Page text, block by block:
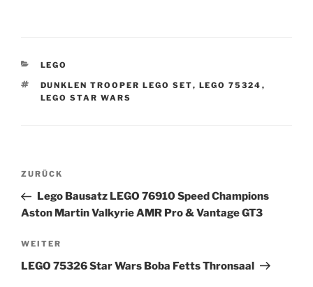
KATEGORIEN
LEGO
SCHLAGWÖRTER
DUNKLEN TROOPER LEGO SET, LEGO 75324 ,
LEGO STAR WARS
Beitragsnavigation
Vorheriger
Beitrag
ZURÜCK
Lego Bausatz LEGO 76910 Speed Champions
Aston Martin Valkyrie AMR Pro & Vantage GT3
Nächster
Beitrag
WEITER
LEGO 75326 Star Wars Boba Fetts Thronsaal